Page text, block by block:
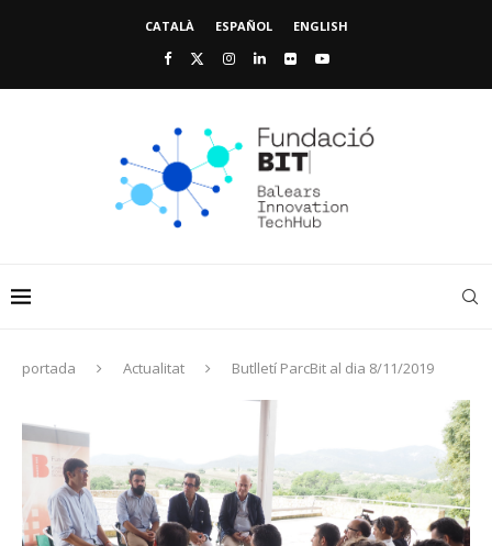
CATALÀ ESPAÑOL ENGLISH
portada Actualitat Butlletí ParcBit al dia 8/11/2019